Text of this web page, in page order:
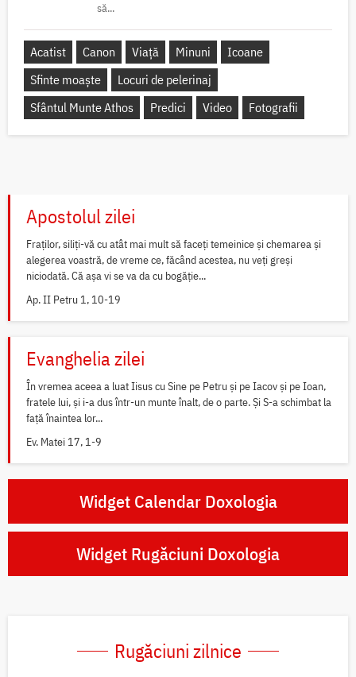
să...
Acatist Canon Viață Minuni
Icoane
Sfinte moaște
Locuri de pelerinaj
Sfântul Munte Athos
Predici Video Fotografii
Apostolul zilei
Fraților, siliți-vă cu atât mai mult să faceți temeinice și chemarea și
alegerea voastră, de vreme ce, făcând acestea, nu veți greși
niciodată. Că așa vi se va da cu bogăție...
Ap. II Petru 1, 10-19
Evanghelia zilei
În vremea aceea a luat Iisus cu Sine pe Petru și pe Iacov și pe Ioan,
fratele lui, și i-a dus într-un munte înalt, de o parte. Și S-a schimbat la
față înaintea lor...
Ev. Matei 17, 1-9
Widget Calendar Doxologia
Widget Rugăciuni Doxologia
Rugăciuni zilnice